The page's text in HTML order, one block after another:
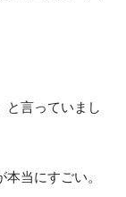
と言っていまし
当にすごい。